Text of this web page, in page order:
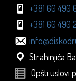
+381 60 490
+381 60 490
Strahinjića
Opšti uslovi